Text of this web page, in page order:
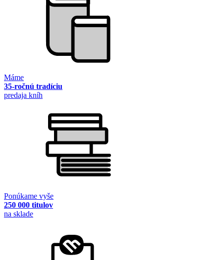
Máme
35-ročnú tradíciu
predaja kníh
Ponúkame vyše
250 000 titulov
na sklade